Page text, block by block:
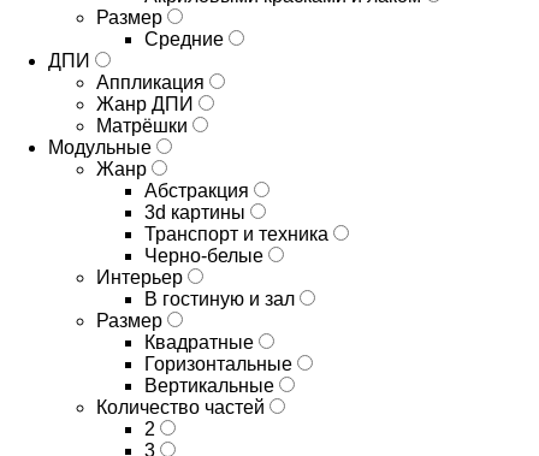
Размер
Средние
ДПИ
Аппликация
Жанр ДПИ
Матрёшки
Модульные
Жанр
Абстракция
3d картины
Транспорт и техника
Черно-белые
Интерьер
В гостиную и зал
Размер
Квадратные
Горизонтальные
Вертикальные
Количество частей
2
3